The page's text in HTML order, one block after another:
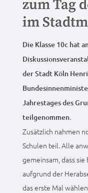
zum Tag
im
Die Klasse 10c hat
der Stadt Köln
Jahrestages des
teilgenommen.
Zusätzlich nahmen
Schulen teil. Alle
gemeinsam, dass
aufgrund der
das erste Mal